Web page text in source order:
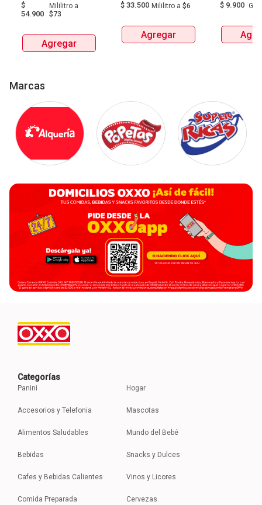
De Manzanares
$
54.900
Mililitroa
$73
Agregar
$ 33.500 Mililitro a $6
Agregar
$ 9.900
Marcas
Categorías
Panini
Accesorios y Telefonia
Alimentos Saludables
Bebidas
Cafes y Bebidas Calientes
Comida Preparada
Hogar
Mascotas
Mundo del Bebé
Snacks y Dulces
Vinos y Licores
Cervezas